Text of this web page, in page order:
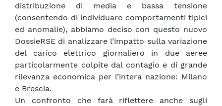
distribuzione di media e bassa tensione
(consentendo di individuare comportamenti tipici
ed anomalie), abbiamo deciso con questo nuovo
DossieRSE di analizzare l’impatto sulla variazione
del carico elettrico giornaliero in due aeree
particolarmente colpite dal contagio e di grande
rilevanza economica per l’intera nazione: Milano
e Brescia.
Un confronto che farà riflettere anche sugli